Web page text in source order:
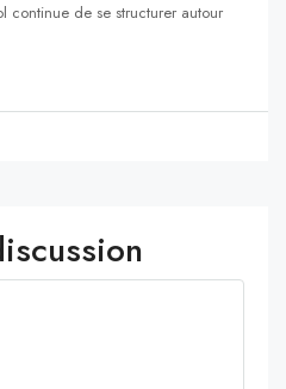
continue de se structurer autour